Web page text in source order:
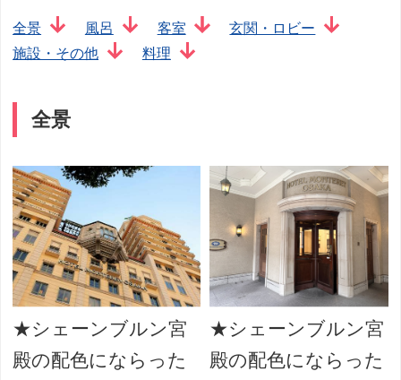
全景 風呂 客室
玄関・ロビー
施設・その他
料理
全景
★シェーンブルン宮
殿の配色にならった
★シェーンブルン宮
殿の配色にならった